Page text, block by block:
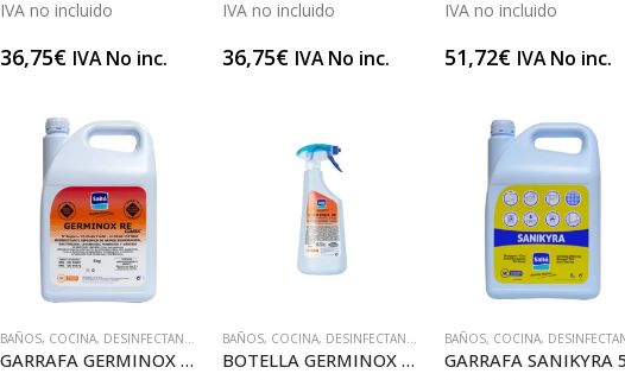
IVA no incluido
36,75€ IVA No inc.
IVA no incluido
36,75€ IVA No inc.
IVA no incluido
51,72€ IVA No inc.
BAÑOS, COCINA, DESINFECTANTES DESINFECTANTES DE SUPERFICIES, LIMPIEZA Y DESINFECCIÓN DE
GARRAFA GERMINOX RE CLASSIC (L122)
BAÑOS, COCINA, DESINFECTANTES DESINFECTANTES DE
BOTELLA GERMINOX RE CLASSIC (L123)
BAÑOS, COCINA, DESINFECTANTES DE